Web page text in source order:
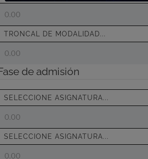
TRONCAL DE MODALIDAD...
de admisión
SELECCIONE ASIGNATURA...
SELECCIONE ASIGNATURA...